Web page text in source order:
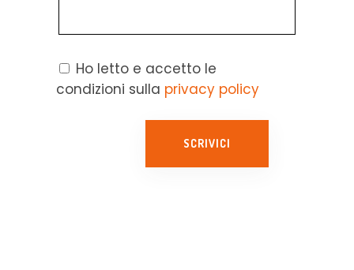
Ho letto e accetto le
condizioni sulla privacy policy